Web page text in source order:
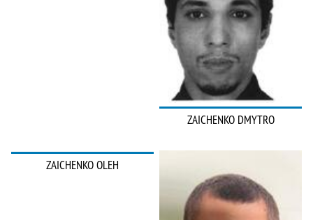
ZAICHENKO DMYTRO
ZAICHENKO OLEH